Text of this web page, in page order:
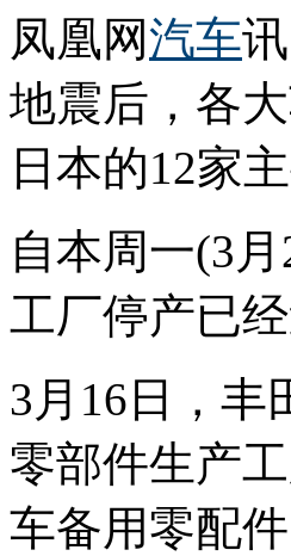
凤凰网汽车
地震后，各
日本的12家
自本周一(3
工厂停产已
3月16日，丰
零部件生产
车备用零配